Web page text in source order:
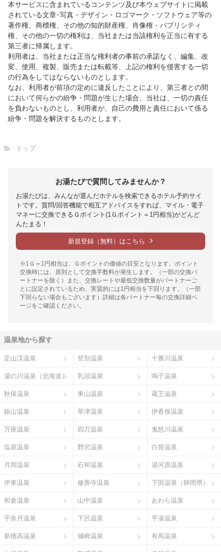
本サービスに含まれているコンテンツ及び本ウェブサイトに掲載
されている文章･写真・デザイン・ロゴマーク・ソフトウェア等の
著作権、商標権、その他の知的財産権、肖像権・パブリシティ
権、その他の一切の権利は、当社または当該権利を正当に有する
第三者に帰属します。
利用者は、当社または正当な権利者の事前の承諾なく、編集、改
変、使用、複製、販売または転載等、上記の権利を侵害する一切
の行為をしてはならないものとします。
なお、利用者が前項の定めに違反したことにより、第三者との間
において何らかの紛争・問題が生じた場合、当社は、一切の責任
を負わないものとし、利用者が、自己の費用と責任において係る
紛争・問題を解決するものとします。
トップ
お湯たびで質問してみませんか？
お湯たびは、みんなが選んだホテルを検索できるホテル予約サイ
トです。質問/回答機能で相互アドバイスをすれば、マイル・電子
マネーに交換できるＧポイント(1Ｇポイント＝1円相当)がどんど
んたまる！
新規登録（無料）はこちら
※1Ｇ＝1円相当は、Ｇポイントの価値の目安となります。ポイント
交換時には、原則として交換手数料が発生します。（一部の交換パ
ートナーを除く）また、交換レートや最低交換数量がパートナーご
とに設定されているため、実質的には1円相当を下回ります。（一部
下回らない場合もございます）詳細は各パートナー毎の交換詳細ペ
ージをご確認ください。
温泉地から探す
定山渓温泉 登別温泉 十勝川温泉
湯の川温泉（北海道） 乳頭温泉 鳴子温泉
秋保温泉 東山温泉 蔵王温泉
銀山温泉 草津温泉 伊香保温泉
万座温泉 四万温泉 鬼怒川温泉
塩原温泉 野沢温泉 白骨温泉
月岡温泉 石和温泉 湯河原温泉
伊東温泉 修善寺温泉 下田温泉（静岡県）
和倉温泉 山中温泉 あわら温泉
宇奈月温泉 下呂温泉 平湯温泉
新穂高温泉 城崎温泉 有馬温泉